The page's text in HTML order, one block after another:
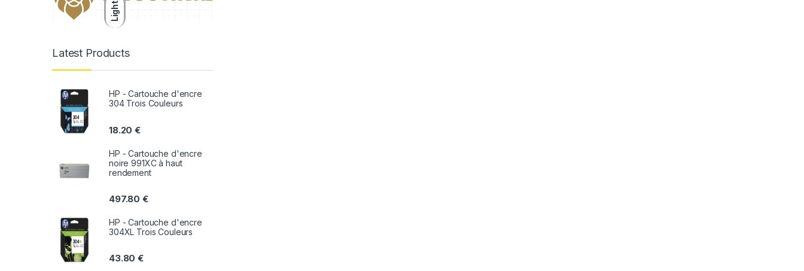
Light
Latest Products
HP - Cartouche d'encre
304 Trois Couleurs
18.20€
HP - Cartouche d'encre
noire 991XC à haut
rendement
497.80€
HP - Cartouche d'encre
304XL Trois Couleurs
43.80€